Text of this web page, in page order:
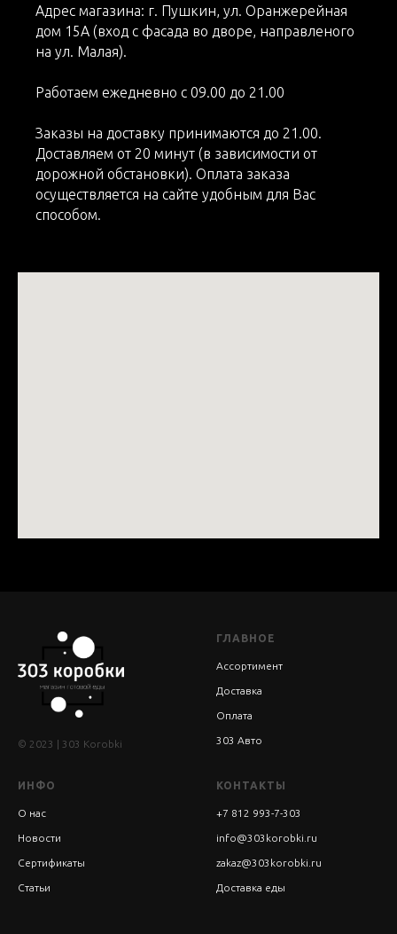
Адрес магазина: г. Пушкин, ул. Оранжерейная
дом 15А (вход с фасада во дворе, направленого
на ул. Малая).
Работаем ежедневно с 09.00 до 21.00
Заказы на доставку принимаются до 21.00.
Доставляем от 20 минут (в зависимости от
дорожной обстановки). Оплата заказа
осуществляется на сайте удобным для Вас
способом.
© 2023 | 303 Korobki
ГЛАВНОЕ
Ассортимент
Доставка
Оплата
303 Авто
ИНФО
О нас
Новости
Сертификаты
Статьи
КОНТАКТЫ
+7 812 993-7-303
info@303korobki.ru
zakaz@303korobki.ru
Доставка еды